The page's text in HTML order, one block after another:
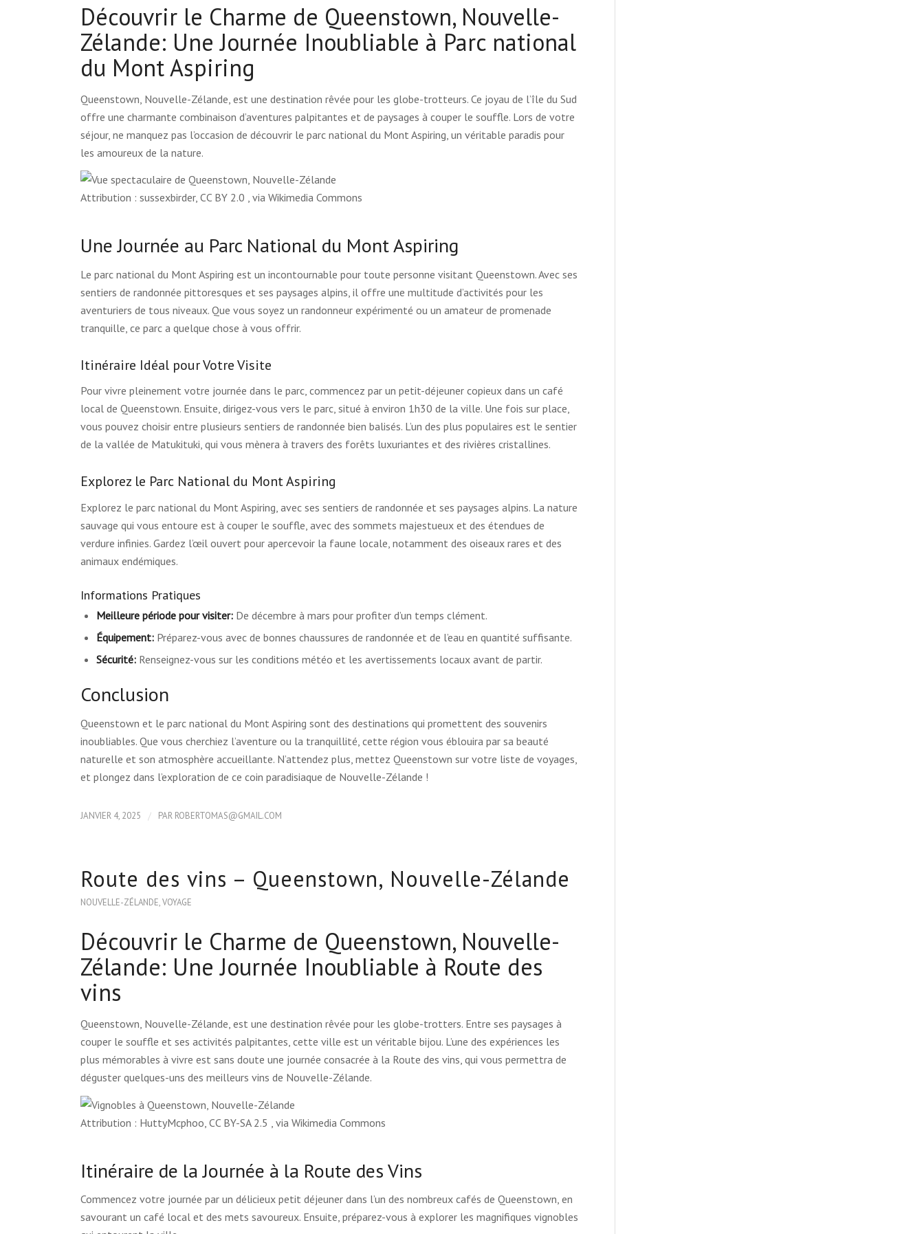
Découvrir le Charme de Queenstown, Nouvelle-
Zélande: Une Journée Inoubliable à Parc national
du Mont Aspiring
Queenstown, Nouvelle-Zélande, est une destination rêvée pour les globe-trotteurs. Ce joyau de l’île du Sud
offre une charmante combinaison d’aventures palpitantes et de paysages à couper le souffle. Lors de votre
séjour, ne manquez pas l’occasion de découvrir le parc national du Mont Aspiring, un véritable paradis pour
les amoureux de la nature.
Attribution : sussexbirder, CC BY 2.0 , via Wikimedia Commons
Une Journée au Parc National du Mont Aspiring
Le parc national du Mont Aspiring est un incontournable pour toute personne visitant Queenstown. Avec ses
sentiers de randonnée pittoresques et ses paysages alpins, il offre une multitude d’activités pour les
aventuriers de tous niveaux. Que vous soyez un randonneur expérimenté ou un amateur de promenade
tranquille, ce parc a quelque chose à vous offrir.
Itinéraire Idéal pour Votre Visite
Pour vivre pleinement votre journée dans le parc, commencez par un petit-déjeuner copieux dans un café
local de Queenstown. Ensuite, dirigez-vous vers le parc, situé à environ 1h30 de la ville. Une fois sur place,
vous pouvez choisir entre plusieurs sentiers de randonnée bien balisés. L’un des plus populaires est le sentier
de la vallée de Matukituki, qui vous mènera à travers des forêts luxuriantes et des rivières cristallines.
Explorez le Parc National du Mont Aspiring
Explorez le parc national du Mont Aspiring, avec ses sentiers de randonnée et ses paysages alpins. La nature
sauvage qui vous entoure est à couper le souffle, avec des sommets majestueux et des étendues de
verdure infinies. Gardez l’œil ouvert pour apercevoir la faune locale, notamment des oiseaux rares et des
animaux endémiques.
Informations Pratiques
Meilleure période pour visiter: De décembre à mars pour profiter d’un temps clément.
Équipement: Préparez-vous avec de bonnes chaussures de randonnée et de l’eau en quantité suffisante.
Sécurité: Renseignez-vous sur les conditions météo et les avertissements locaux avant de partir.
Conclusion
Queenstown et le parc national du Mont Aspiring sont des destinations qui promettent des souvenirs
inoubliables. Que vous cherchiez l’aventure ou la tranquillité, cette région vous éblouira par sa beauté
naturelle et son atmosphère accueillante. N’attendez plus, mettez Queenstown sur votre liste de voyages,
et plongez dans l’exploration de ce coin paradisiaque de Nouvelle-Zélande !
JANVIER 4, 2025 / PAR ROBERTOMAS@GMAIL.COM
Route des vins – Queenstown, Nouvelle-Zélande
NOUVELLE-ZÉLANDE,VOYAGE
Découvrir le Charme de Queenstown, Nouvelle-
Zélande: Une Journée Inoubliable à Route des
vins
Queenstown, Nouvelle-Zélande, est une destination rêvée pour les globe-trotters. Entre ses paysages à
couper le souffle et ses activités palpitantes, cette ville est un véritable bijou. L’une des expériences les
plus mémorables à vivre est sans doute une journée consacrée à la Route des vins, qui vous permettra de
déguster quelques-uns des meilleurs vins de Nouvelle-Zélande.
Attribution : HuttyMcphoo, CC BY-SA 2.5 , via Wikimedia Commons
Itinéraire de la Journée à la Route des Vins
Commencez votre journée par un délicieux petit déjeuner dans l’un des nombreux cafés de Queenstown, en
savourant un café local et des mets savoureux. Ensuite, préparez-vous à explorer les magnifiques vignobles